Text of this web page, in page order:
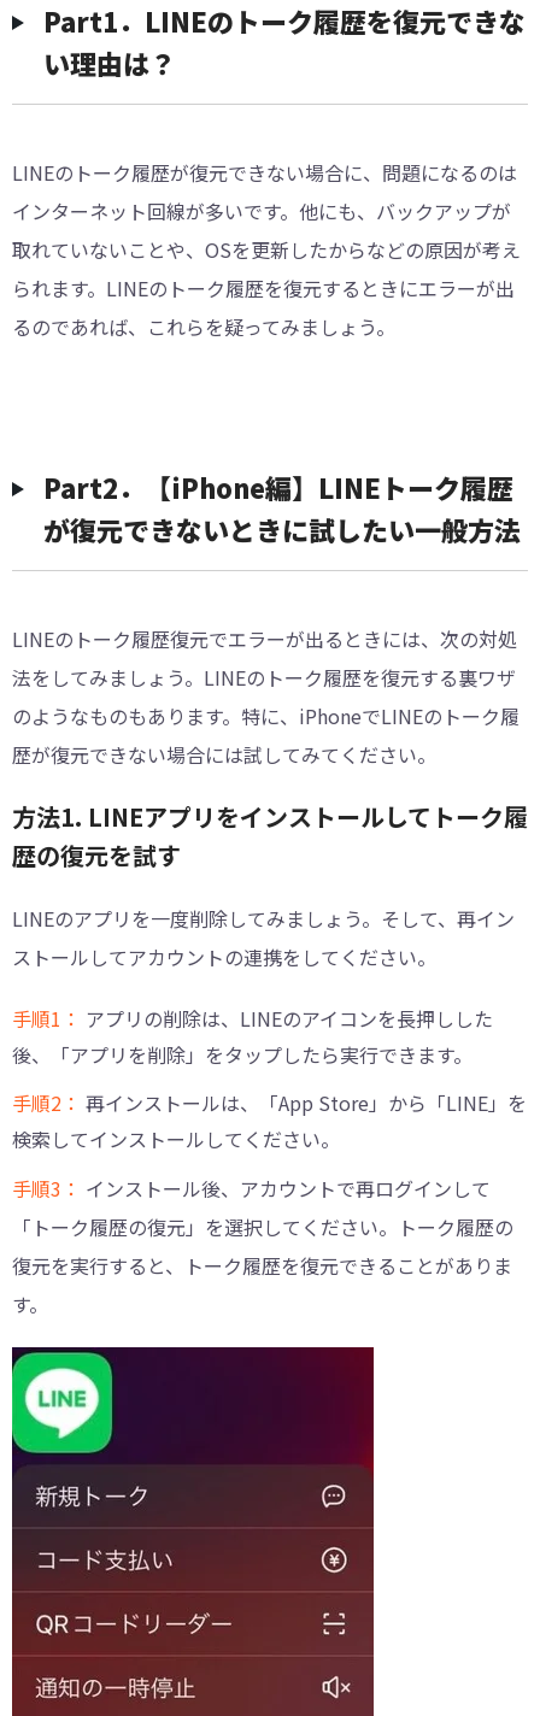
Part1．LINEのトーク履歴を復元できな
い理由は？
LINEのトーク履歴が復元できない場合に、問題になるのは
インターネット回線が多いです。他にも、バックアップが
取れていないことや、OSを更新したからなどの原因が考え
られます。LINEのトーク履歴を復元するときにエラーが出
るのであれば、これらを疑ってみましょう。
Part2．【iPhone編】LINEトーク履歴
が復元できないときに試したい一般方法
LINEのトーク履歴復元でエラーが出るときには、次の対処
法をしてみましょう。LINEのトーク履歴を復元する裏ワザ
のようなものもあります。特に、iPhoneでLINEのトーク履
歴が復元できない場合には試してみてください。
方法1. LINEアプリをインストールしてトーク履
歴の復元を試す
LINEのアプリを一度削除してみましょう。そして、再イン
ストールしてアカウントの連携をしてください。
手順1： アプリの削除は、LINEのアイコンを長押しした
後、「アプリを削除」をタップしたら実行できます。
手順2： 再インストールは、「App Store」から「LINE」を
検索してインストールしてください。
手順3： インストール後、アカウントで再ログインして
「トーク履歴の復元」を選択してください。トーク履歴の
復元を実行すると、トーク履歴を復元できることがありま
す。